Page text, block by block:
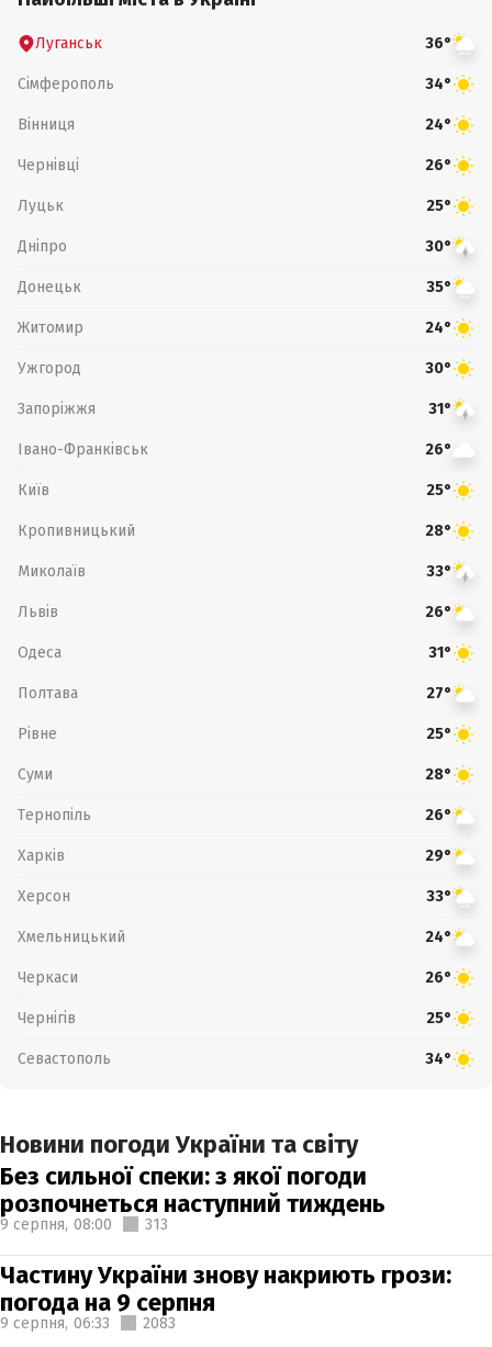
Луганськ 36°
Сімферополь 34°
Вінниця 24°
Чернівці 26°
Луцьк 25°
Дніпро 30°
Донецьк 35°
Житомир 24°
Ужгород 30°
Запоріжжя 31°
Івано-Франківськ 26°
Київ 25°
Кропивницький 28°
Миколаїв 33°
Львів 26°
Одеса 31°
Полтава 27°
Рівне 25°
Суми 28°
Тернопіль 26°
Харків 29°
Херсон 33°
Хмельницький 24°
Черкаси 26°
Чернігів 25°
Севастополь 34°
Новини погоди України та світу
Без сильної спеки: з якої погоди
розпочнеться наступний тиждень
9 серпня, 08:00 313
Частину України знову накриють грози:
погода на 9 серпня
9 серпня, 06:33 2083